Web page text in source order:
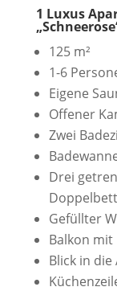
1 Luxus
125 m²
1-6
Eigene
Offener
Zwei
Drei
Doppelbett
Gefüllter
Balkon mit
Blick in die